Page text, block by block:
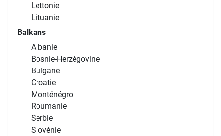
Lettonie
Lituanie
Balkans
Albanie
Bosnie-Herzégovine
Bulgarie
Croatie
Monténégro
Roumanie
Serbie
Slovénie